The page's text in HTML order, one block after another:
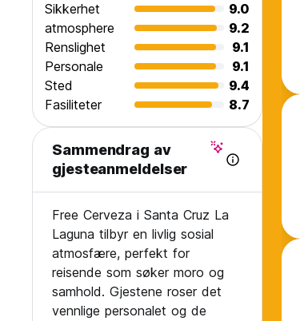
Sikkerhet
9.0
atmosphere
9.2
Renslighet
9.1
Personale
9.1
Sted
9.4
Fasiliteter
8.7
Sammendrag av
gjesteanmeldelser
Free Cerveza i Santa Cruz La
Laguna tilbyr en livlig sosial
atmosfære, perfekt for
reisende som søker moro og
samhold. Gjestene roser det
vennlige personalet og de